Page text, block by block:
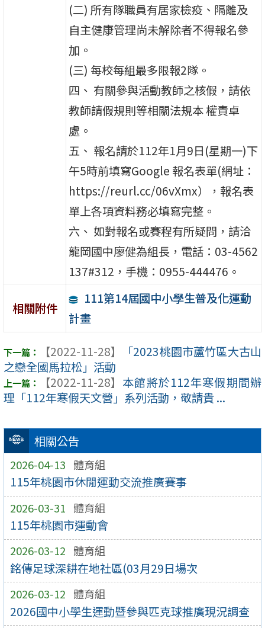
相關公告
2026-04-13 體育組
115年桃園市休閒運動交流推廣賽事
2026-03-31 體育組
115年桃園市運動會
2026-03-12 體育組
銘傳足球深耕在地社區(03月29日場次
2026-03-12 體育組
2026國中小學生運動暨參與匹克球推廣現況調查
(二) 所有隊職員有居家檢疫、隔離及
自主健康管理尚未解除者不得報名參
加。
(三) 每校每組最多限報2隊。
四、 有關參與活動教師之核假，請依
教師請假規則等相關法規本 權責卓
處。
五、 報名請於112年1月9日(星期一)下
午5時前填寫Google 報名表單(網址：
https://reurl.cc/06vXmx），報名表
單上各項資料務必填寫完整。
六、 如對報名或賽程有所疑問，請洽
龍岡國中廖健為組長，電話：03-4562
137#312，手機：0955-444476。
相關附件
111第14屆國中小學生普及化運動
計畫
【2022-11-28】
「2023桃園市蘆竹區大古山
之戀全國馬拉松」活動
【2022-11-28】 本館將於112年寒假期間辦
理「112年寒假天文營」系列活動，敬請貴 ...